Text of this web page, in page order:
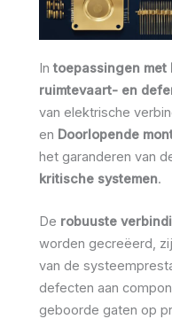
In toepassingen
ruimtevaart- en
van elektrische
en Doorlopende
het garanderen van
kritische systemen.
De robuuste
worden gecreëerd,
van de
defecten aan
geboorde gaten op